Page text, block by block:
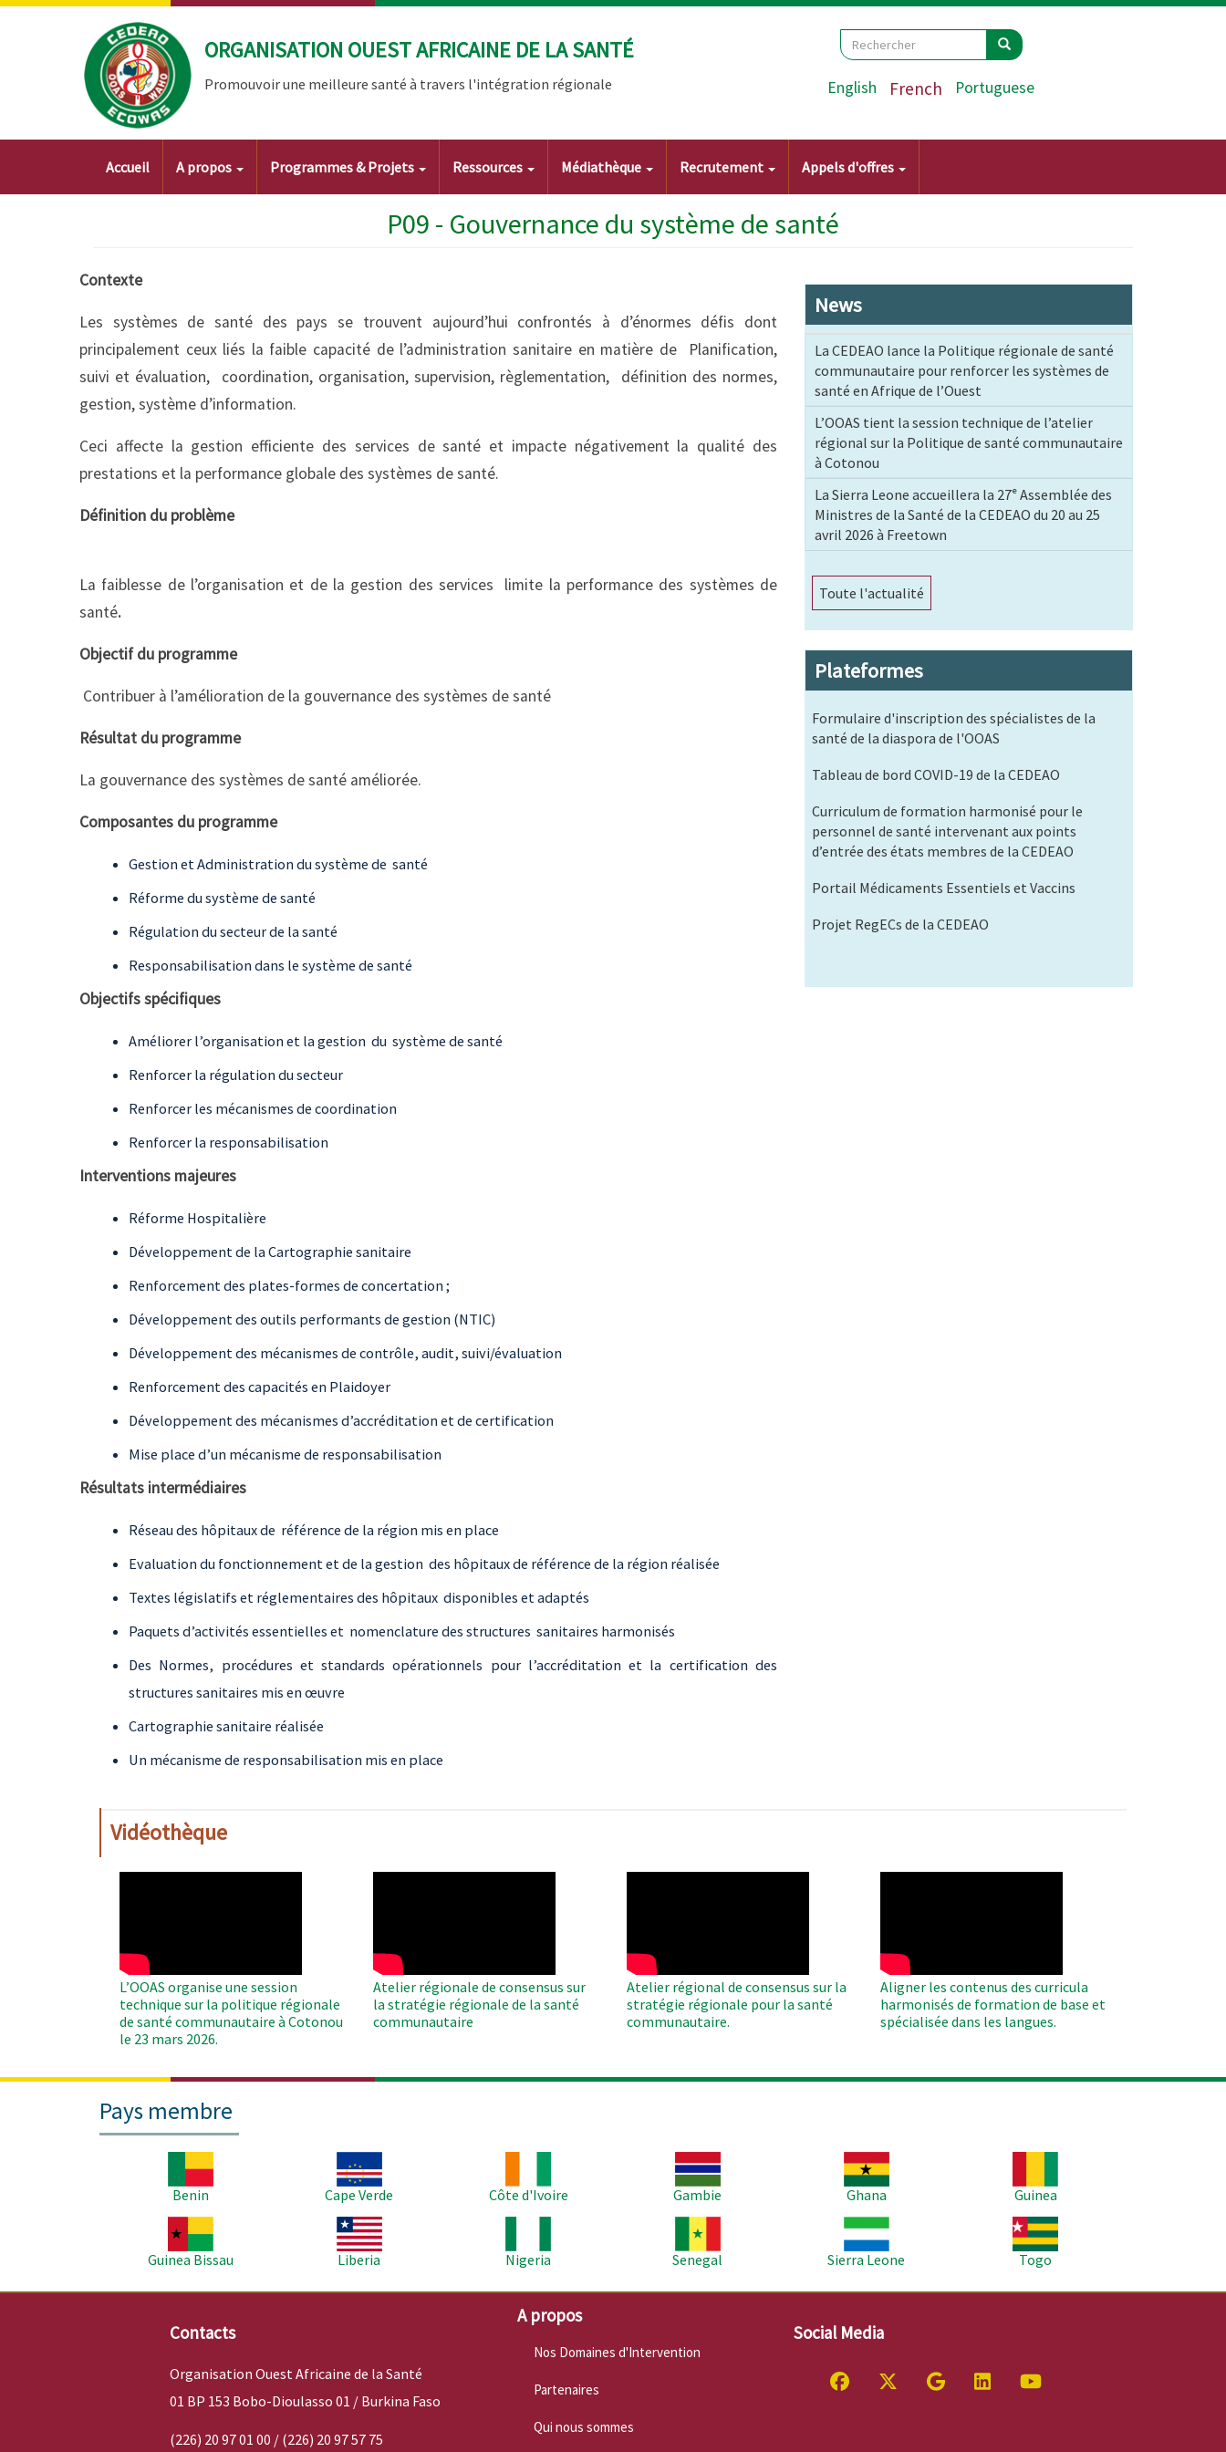
Aller
ORGANISATION OUEST AFRICAINE DE LA SANTÉ
Promouvoir une meilleure santé à travers l'intégration régionale
Search
Rechercher Rechercher
English French Portuguese
Main
navigation
Accueil A propos Programmes & Projets Ressources Médiathèque Recrutement Appels d'offres
P09 - Gouvernance du système de santé
Contexte
Les systèmes de santé des pays se trouvent aujourd’hui confrontés à d’énormes défis dont
principalement ceux liés la faible capacité de l’administration sanitaire en matière de Planification,
suivi et évaluation, coordination, organisation, supervision, règlementation, définition des normes,
gestion, système d’information.
Ceci affecte la gestion efficiente des services de santé et impacte négativement la qualité des
prestations et la performance globale des systèmes de santé.
Définition du problème
La faiblesse de l’organisation et de la gestion des services limite la performance des systèmes de
santé.
Objectif du programme
Contribuer à l’amélioration de la gouvernance des systèmes de santé
Résultat du programme
La gouvernance des systèmes de santé améliorée.
Composantes du programme
Gestion et Administration du système de santé
Réforme du système de santé
Régulation du secteur de la santé
Responsabilisation dans le système de santé
Objectifs spécifiques
Améliorer l’organisation et la gestion du système de santé
Renforcer la régulation du secteur
Renforcer les mécanismes de coordination
Renforcer la responsabilisation
Interventions majeures
Réforme Hospitalière
Développement de la Cartographie sanitaire
Renforcement des plates-formes de concertation ;
Développement des outils performants de gestion (NTIC)
Développement des mécanismes de contrôle, audit, suivi/évaluation
Renforcement des capacités en Plaidoyer
Développement des mécanismes d’accréditation et de certification
Mise place d’un mécanisme de responsabilisation
Résultats intermédiaires
Réseau des hôpitaux de référence de la région mis en place
Evaluation du fonctionnement et de la gestion des hôpitaux de référence de la région réalisée
Textes législatifs et réglementaires des hôpitaux disponibles et adaptés
Paquets d’activités essentielles et nomenclature des structures sanitaires harmonisés
Des Normes, procédures et standards opérationnels pour l’accréditation et la certification des
structures sanitaires mis en œuvre
Cartographie sanitaire réalisée
Un mécanisme de responsabilisation mis en place
News
La CEDEAO lance la Politique régionale de santé
communautaire pour renforcer les systèmes de
santé en Afrique de l’Ouest
L’OOAS tient la session technique de l’atelier
régional sur la Politique de santé communautaire
à Cotonou
La Sierra Leone accueillera la 27ᵉ Assemblée des
Ministres de la Santé de la CEDEAO du 20 au 25
avril 2026 à Freetown
Toute l'actualité
Plateformes
Formulaire d'inscription des spécialistes de la
santé de la diaspora de l'OOAS
Tableau de bord COVID-19 de la CEDEAO
Curriculum de formation harmonisé pour le
personnel de santé intervenant aux points
d’entrée des états membres de la CEDEAO
Portail Médicaments Essentiels et Vaccins
Projet RegECs de la CEDEAO
Vidéothèque
L’OOAS organise une session
technique sur la politique régionale
de santé communautaire à Cotonou
le 23 mars 2026.
Atelier régionale de consensus sur
la stratégie régionale de la santé
communautaire
Atelier régional de consensus sur la
stratégie régionale pour la santé
communautaire.
Aligner les contenus des curricula
harmonisés de formation de base et
spécialisée dans les langues.
Pays membre
Benin
Cape Verde
Côte d'Ivoire
Gambie
Ghana
Guinea
Guinea Bissau
Liberia
Nigeria
Senegal
Sierra Leone
Togo
Contacts
Organisation Ouest Africaine de la Santé
01 BP 153 Bobo-Dioulasso 01 / Burkina Faso
(226) 20 97 01 00 / (226) 20 97 57 75
A propos
Nos Domaines d'Intervention
Partenaires
Qui nous sommes
Social Media